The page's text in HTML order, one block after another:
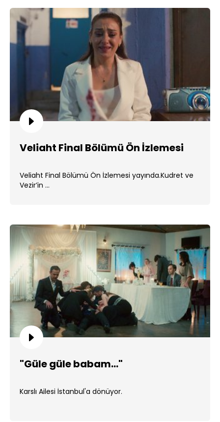
Veliaht Final Bölümü Ön İzlemesi
Veliaht Final Bölümü Ön İzlemesi yayında.Kudret ve
Vezir’in ...
"Güle güle babam..."
Karslı Ailesi İstanbul'a dönüyor.